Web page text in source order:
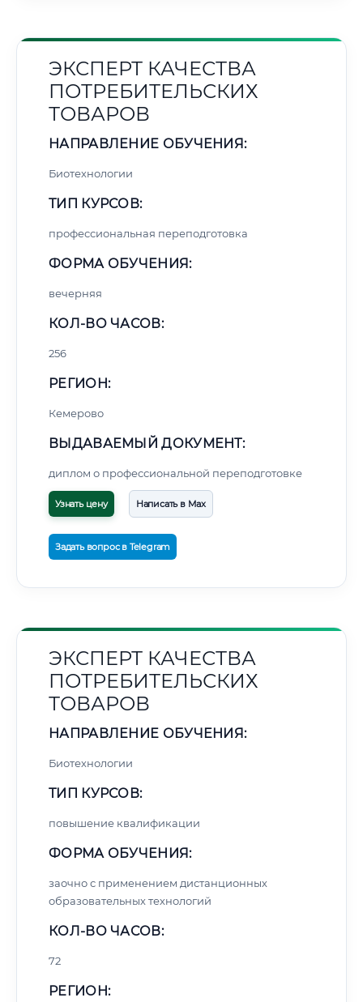
ЭКСПЕРТ КАЧЕСТВА
ПОТРЕБИТЕЛЬСКИХ
ТОВАРОВ
НАПРАВЛЕНИЕ ОБУЧЕНИЯ:
Биотехнологии
ТИП КУРСОВ:
профессиональная переподготовка
ФОРМА ОБУЧЕНИЯ:
вечерняя
КОЛ-ВО ЧАСОВ:
256
РЕГИОН:
Кемерово
ВЫДАВАЕМЫЙ ДОКУМЕНТ:
диплом о профессиональной переподготовке
Узнать цену Написать в Max
Задать вопрос в Telegram
ЭКСПЕРТ КАЧЕСТВА
ПОТРЕБИТЕЛЬСКИХ
ТОВАРОВ
НАПРАВЛЕНИЕ ОБУЧЕНИЯ:
Биотехнологии
ТИП КУРСОВ:
повышение квалификации
ФОРМА ОБУЧЕНИЯ:
заочно с применением дистанционных
образовательных технологий
КОЛ-ВО ЧАСОВ:
72
РЕГИОН: